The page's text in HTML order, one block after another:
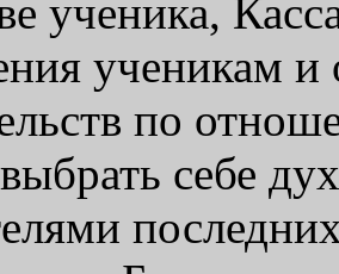
ученика,
ученикам и
по
себе